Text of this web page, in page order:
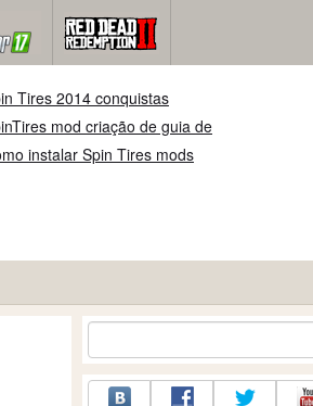
Tires 2014 conquistas
mod criação de guia de
instalar Spin Tires mods